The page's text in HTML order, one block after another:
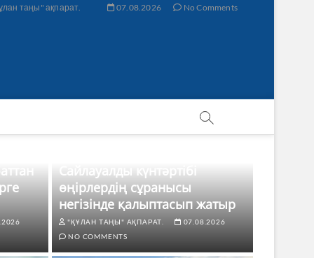
таңы" ақпарат. 07.08.2026 No Comments
Сайлауалды күнтәртібі
өңірлердің сұранысы
негізінде қалыптасып жатыр
"ҚҰЛАН ТАҢЫ" АҚПАРАТ.
07.08.2026
NO COMMENTS